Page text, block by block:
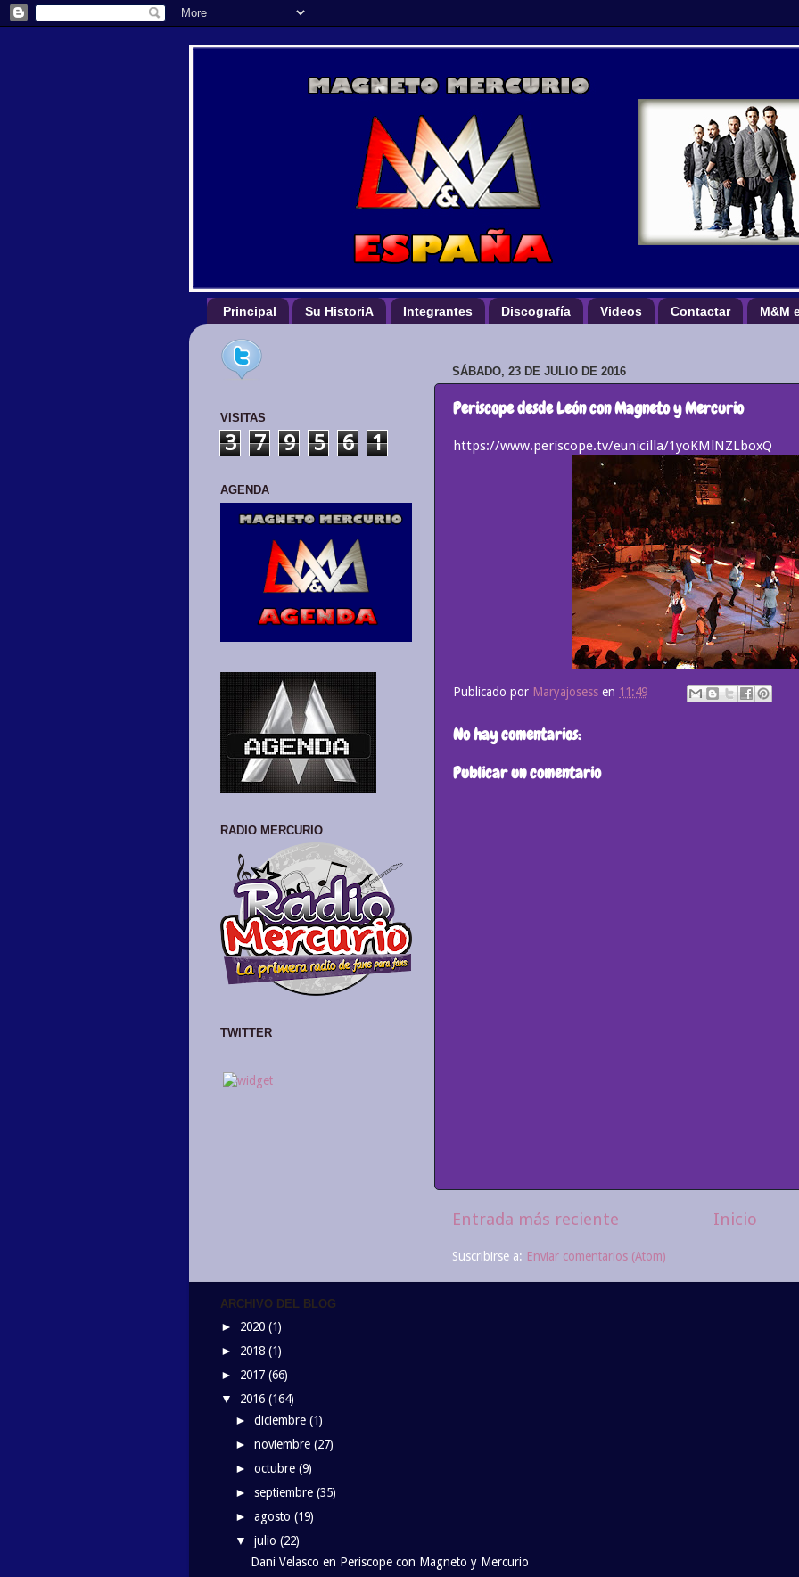
Principal Su HistoriA Integrantes Discografía Videos Contactar M&M
SÁBADO, 23 DE JULIO DE 2016
Periscope desde León con Magneto y Mercurio
https://www.periscope.tv/eunicilla/1yoKMlNZLboxQ
Publicado por Maryajosess en 11:49
No hay comentarios:
Publicar un comentario
Entrada más reciente Inicio
Suscribirse a: Enviar comentarios (Atom)
VISITAS
3 7 9 5 6 1
AGENDA
RADIO MERCURIO
TWITTER
ARCHIVO DEL BLOG
► 2020 (1)
► 2018 (1)
► 2017 (66)
▼ 2016 (164)
►diciembre(1)
►noviembre(27)
►octubre(9)
►septiembre(35)
►agosto(19)
▼julio(22)
Dani Velasco en Periscope con Magneto y Mercurio